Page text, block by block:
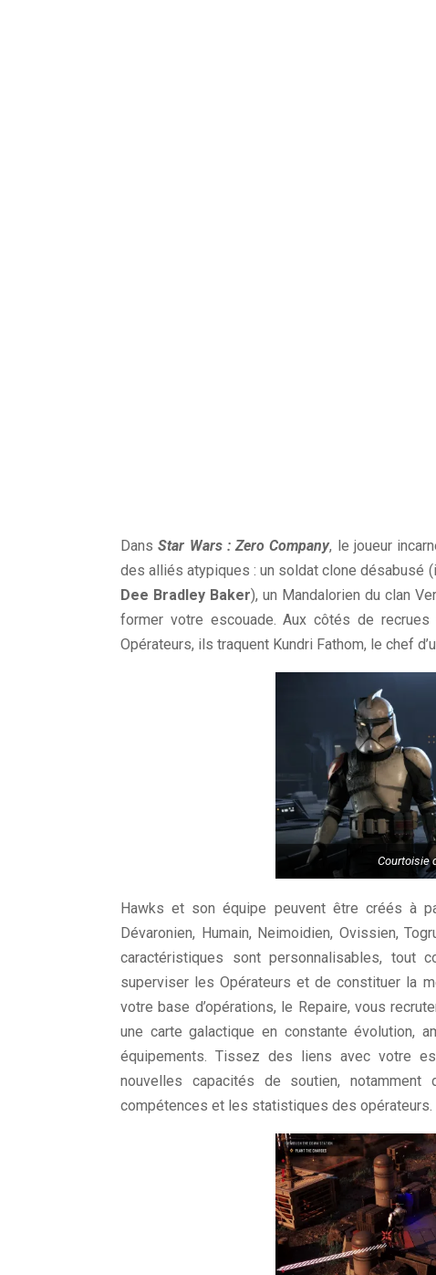
DansStar Wars : Zero Company, le joueur
des alliés atypiques : un soldat clone désabusé
Dee Bradley Baker), un Mandalorien du clan
former votre escouade. Aux côtés de
Opérateurs, ils traquent Kundri Fathom, le chef
Courtoisie
Hawks et son équipe peuvent être créés à
Dévaronien, Humain, Neimoidien, Ovissien,
caractéristiques sont personnalisables,
superviser les Opérateurs et de constituer la
votre base d’opérations, le Repaire, vous
une carte galactique en constante évolution,
équipements. Tissez des liens avec votre
nouvelles capacités de soutien, notamment
compétences et les statistiques des opérateurs.